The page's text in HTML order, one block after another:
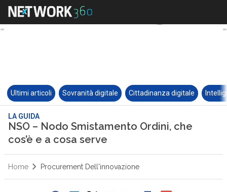
Ultimi articoli Sovranità digitale Cittadinanza digitale
LA GUIDA
NSO – Nodo Smistamento Ordini, che
cos’è e a cosa serve
Home Procurement Dell'innovazione